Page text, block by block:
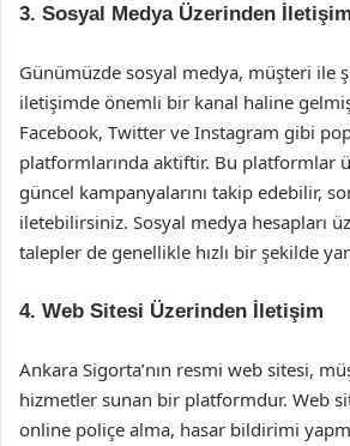
3. Sosyal Medya Üzerinden İletişim
Günümüzde sosyal medya, müşteri ile
iletişimde önemli bir kanal haline
Facebook, Twitter ve Instagram gibi
platformlarında aktiftir. Bu platformlar
güncel kampanyalarını takip edebilir,
iletebilirsiniz. Sosyal medya hesapları
talepler de genellikle hızlı bir şekilde
4. Web Sitesi Üzerinden İletişim
Ankara Sigorta’nın resmi web sitesi,
hizmetler sunan bir platformdur. Web
online poliçe alma, hasar bildirimi